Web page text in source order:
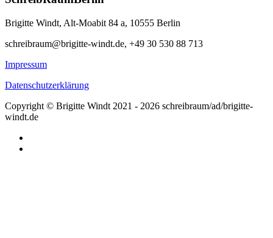
Brigitte Windt, Alt-Moabit 84 a, 10555 Berlin
schreibraum@brigitte-windt.de, +49 30 530 88 713
Impressum
Datenschutzerklärung
Copyright © Brigitte Windt 2021 - 2026 schreibraum/ad/brigitte-
windt.de